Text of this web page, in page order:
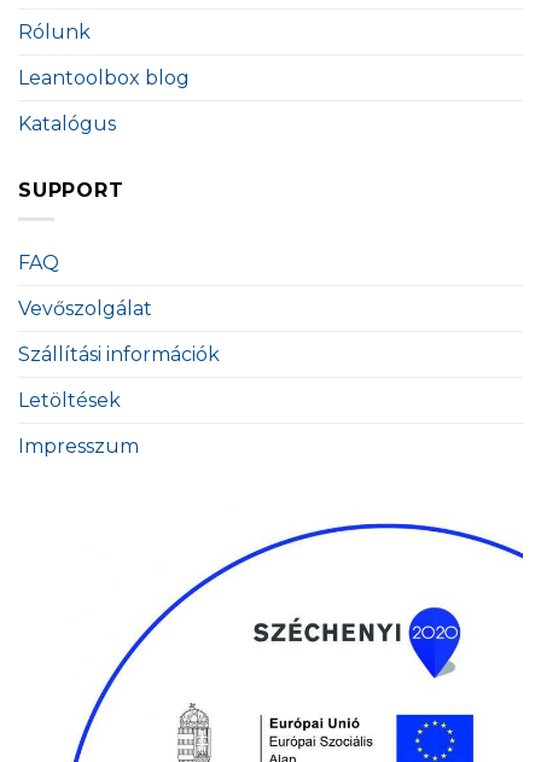
Rólunk
Leantoolbox blog
Katalógus
SUPPORT
FAQ
Vevőszolgálat
Szállítási információk
Letöltések
Impresszum